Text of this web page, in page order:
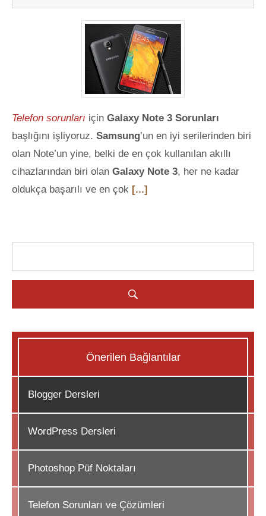
Telefon sorunları için Galaxy Note 3 Sorunları
başlığını işliyoruz. Samsung’un en iyi serilerinden biri
olan Note’un yine, belki de en çok kullanılan akıllı
cihazlarından biri olan Galaxy Note 3, her ne kadar
oldukça başarılı ve en çok [...]
Önerilen Bağlantılar
Blogger Dersleri
WordPress Dersleri
Photoshop Püf Noktaları
Telefon Sorunları ve Çözümleri